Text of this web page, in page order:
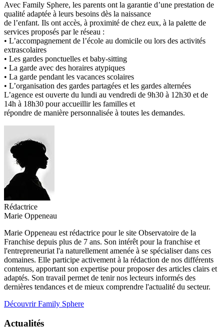
Avec Family Sphere, les parents ont la garantie d’une prestation de
qualité adaptée à leurs besoins dès la naissance
de l’enfant. Ils ont accès, à proximité de chez eux, à la palette de
services proposés par le réseau :
• L’accompagnement de l’école au domicile ou lors des activités
extrascolaires
• Les gardes ponctuelles et baby-sitting
• La garde avec des horaires atypiques
• La garde pendant les vacances scolaires
• L’organisation des gardes partagées et les gardes alternées
L’agence est ouverte du lundi au vendredi de 9h30 à 12h30 et de
14h à 18h30 pour accueillir les familles et
répondre de manière personnalisée à toutes les demandes.
Rédactrice
Marie Oppeneau
Marie Oppeneau est rédactrice pour le site Observatoire de la
Franchise depuis plus de 7 ans. Son intérêt pour la franchise et
l'entrepreneuriat l'a naturellement amenée à se spécialiser dans ces
domaines. Elle participe activement à la rédaction de nos différents
contenus, apportant son expertise pour proposer des articles clairs et
adaptés. Son travail permet de tenir nos lecteurs informés des
dernières tendances et de mieux comprendre l'actualité du secteur.
Découvrir Family Sphere
Actualités